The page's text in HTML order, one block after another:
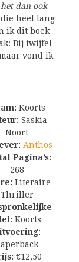
dan ook
heel lang
ik dit boek
Bij twijfel
vond ik
Koorts
Saskia
Noort
Anthos
Pagina’s:
268
Literaire
Thriller
Koorts
€12,50